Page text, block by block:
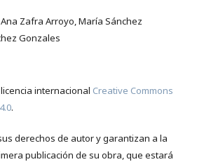
Zafra Arroyo, María Sánchez
Gonzales
internacional Creative Commons
.
derechos de autor y garantizan a la
publicación de su obra, que estará